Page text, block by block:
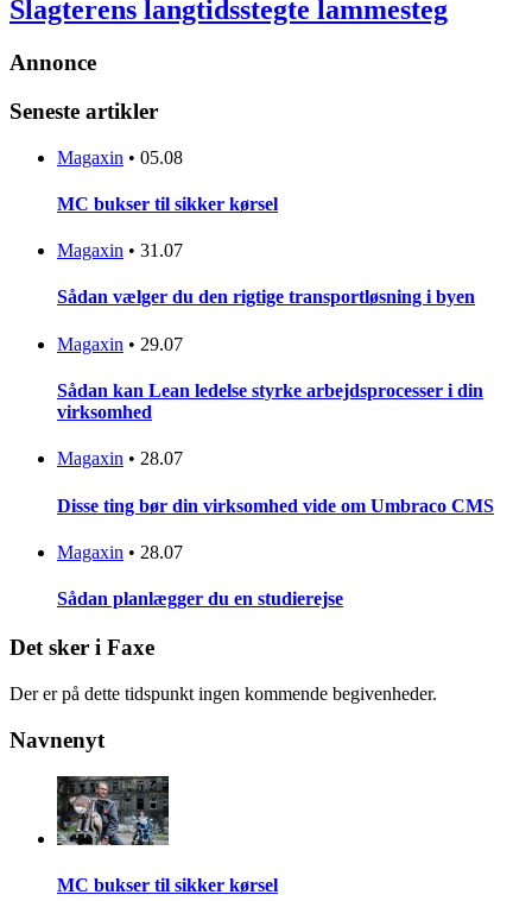
Slagterens langtidsstegte lammesteg
Annonce
Seneste artikler
Magaxin • 05.08
MC bukser til sikker kørsel
Magaxin • 31.07
Sådan vælger du den rigtige transportløsning i byen
Magaxin • 29.07
Sådan kan Lean ledelse styrke arbejdsprocesser i din
virksomhed
Magaxin • 28.07
Disse ting bør din virksomhed vide om Umbraco CMS
Magaxin • 28.07
Sådan planlægger du en studierejse
Det sker i Faxe
Der er på dette tidspunkt ingen kommende begivenheder.
Navnenyt
MC bukser til sikker kørsel